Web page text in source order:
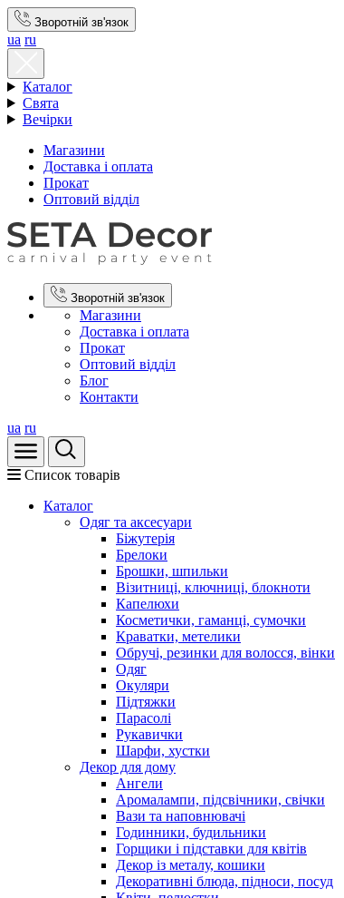
Зворотній зв'язок
ua ru
Каталог
Свята
Вечірки
Магазини
Доставка і оплата
Прокат
Оптовий відділ
Зворотній зв'язок
Магазини
Доставка і оплата
Прокат
Оптовий відділ
Блог
Контакти
ua ru
Список товарів
Каталог
Oдяг та аксесуари
Біжутерія
Брелоки
Брошки, шпильки
Візитниці, ключниці, блокноти
Капелюхи
Косметички, гаманці, сумочки
Краватки, метелики
Обручі, резинки для волосся, вінки
Одяг
Окуляри
Підтяжки
Парасолі
Рукавички
Шарфи, хустки
Декор для дому
Ангели
Аромалампи, підсвічники, свічки
Вази та наповнювачі
Годинники, будильники
Горщики і підставки для квітів
Декор із металу, кошики
Декоративні блюда, підноси, посуд